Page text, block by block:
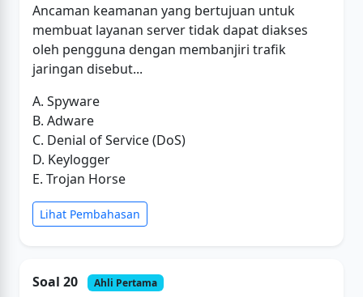
Ancaman keamanan yang bertujuan untuk
membuat layanan server tidak dapat diakses
oleh pengguna dengan membanjiri trafik
jaringan disebut...
A. Spyware
B. Adware
C. Denial of Service (DoS)
D. Keylogger
E. Trojan Horse
Lihat Pembahasan
Soal 20 Ahli Pertama